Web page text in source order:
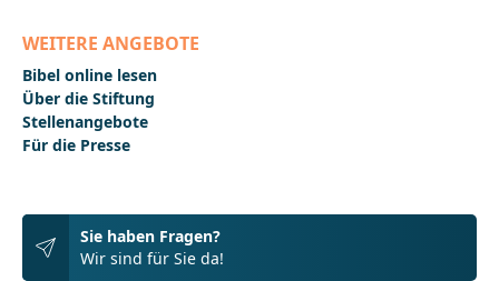
WEITERE ANGEBOTE
Bibel online lesen
Über die Stiftung
Stellenangebote
Für die Presse
Sie haben Fragen?
Wir sind für Sie da!